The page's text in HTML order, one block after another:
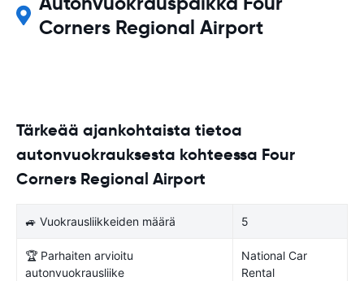
Corners Regional Airport
Tärkeää ajankohtaista tietoa
autonvuokrauksesta kohteessa Four
Corners Regional Airport
🚙 Vuokrausliikkeiden määrä 5
🏆 Parhaiten arvioitu
autonvuokrausliike
National Car
Rental